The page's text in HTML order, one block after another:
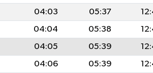
04:03 05:37
04:04 05:38
04:05 05:39
04:06 05:39